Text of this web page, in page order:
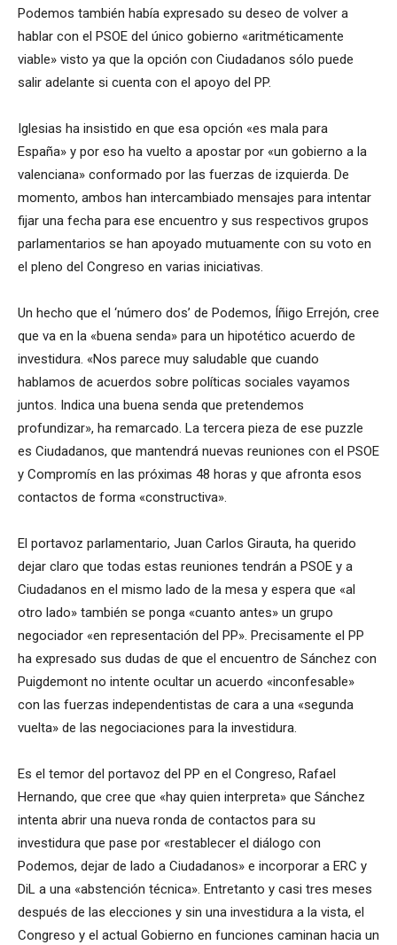
Podemos también había expresado su deseo de volver a
hablar con el PSOE del único gobierno «aritméticamente
viable» visto ya que la opción con Ciudadanos sólo puede
salir adelante si cuenta con el apoyo del PP.
Iglesias ha insistido en que esa opción «es mala para
España» y por eso ha vuelto a apostar por «un gobierno a la
valenciana» conformado por las fuerzas de izquierda. De
momento, ambos han intercambiado mensajes para intentar
fijar una fecha para ese encuentro y sus respectivos grupos
parlamentarios se han apoyado mutuamente con su voto en
el pleno del Congreso en varias iniciativas.
Un hecho que el ‘número dos’ de Podemos, Íñigo Errejón, cree
que va en la «buena senda» para un hipotético acuerdo de
investidura. «Nos parece muy saludable que cuando
hablamos de acuerdos sobre políticas sociales vayamos
juntos. Indica una buena senda que pretendemos
profundizar», ha remarcado. La tercera pieza de ese puzzle
es Ciudadanos, que mantendrá nuevas reuniones con el PSOE
y Compromís en las próximas 48 horas y que afronta esos
contactos de forma «constructiva».
El portavoz parlamentario, Juan Carlos Girauta, ha querido
dejar claro que todas estas reuniones tendrán a PSOE y a
Ciudadanos en el mismo lado de la mesa y espera que «al
otro lado» también se ponga «cuanto antes» un grupo
negociador «en representación del PP». Precisamente el PP
ha expresado sus dudas de que el encuentro de Sánchez con
Puigdemont no intente ocultar un acuerdo «inconfesable»
con las fuerzas independentistas de cara a una «segunda
vuelta» de las negociaciones para la investidura.
Es el temor del portavoz del PP en el Congreso, Rafael
Hernando, que cree que «hay quien interpreta» que Sánchez
intenta abrir una nueva ronda de contactos para su
investidura que pase por «restablecer el diálogo con
Podemos, dejar de lado a Ciudadanos» e incorporar a ERC y
DiL a una «abstención técnica». Entretanto y casi tres meses
después de las elecciones y sin una investidura a la vista, el
Congreso y el actual Gobierno en funciones caminan hacia un